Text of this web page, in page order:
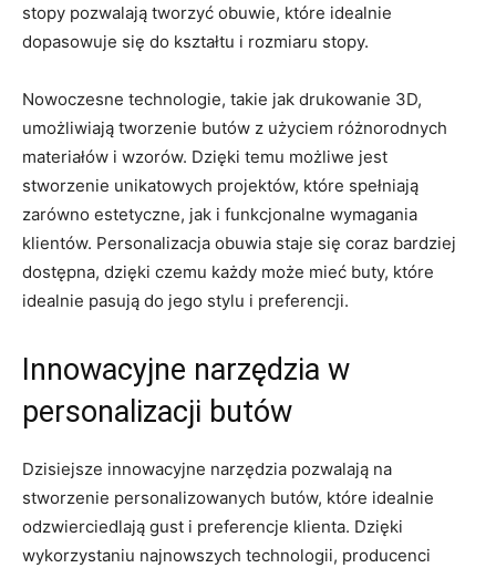
stopy pozwalają‍ tworzyć obuwie, które idealnie
dopasowuje​ się ‍do kształtu i ​rozmiaru ⁣stopy.
Nowoczesne technologie, takie jak drukowanie 3D,
umożliwiają ⁤tworzenie ​butów z użyciem różnorodnych
‌materiałów i⁣ wzorów. Dzięki⁢ temu możliwe jest
stworzenie unikatowych projektów, które spełniają
zarówno estetyczne, jak i ⁣funkcjonalne wymagania
klientów.⁣ Personalizacja obuwia staje się coraz bardziej
dostępna, ⁢dzięki⁤ czemu⁣ każdy może mieć buty, które‌
idealnie pasują do⁤ jego stylu ⁢i ‌preferencji.
Innowacyjne​ narzędzia w
⁢personalizacji butów
Dzisiejsze innowacyjne narzędzia pozwalają na
stworzenie personalizowanych butów, ‍które idealnie​
odzwierciedlają gust i ‍preferencje⁤ klienta. Dzięki⁣
wykorzystaniu najnowszych technologii, producenci